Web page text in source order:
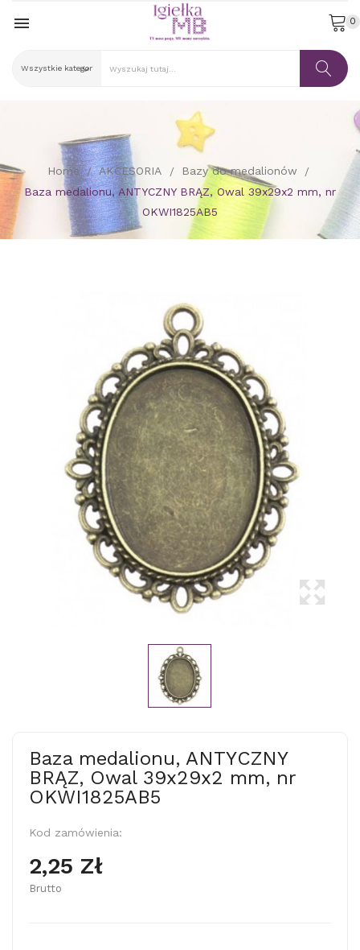
 0
Home AKCESORIA
Bazy do medalionów
Baza medalionu, ANTYCZNY BRĄZ, Owal 39x29x2 mm, nr
OKWI1825AB5
Baza medalionu, ANTYCZNY
BRĄZ, Owal 39x29x2 mm, nr
OKWI1825AB5
Kod zamówienia:
2,25 Zł
Brutto